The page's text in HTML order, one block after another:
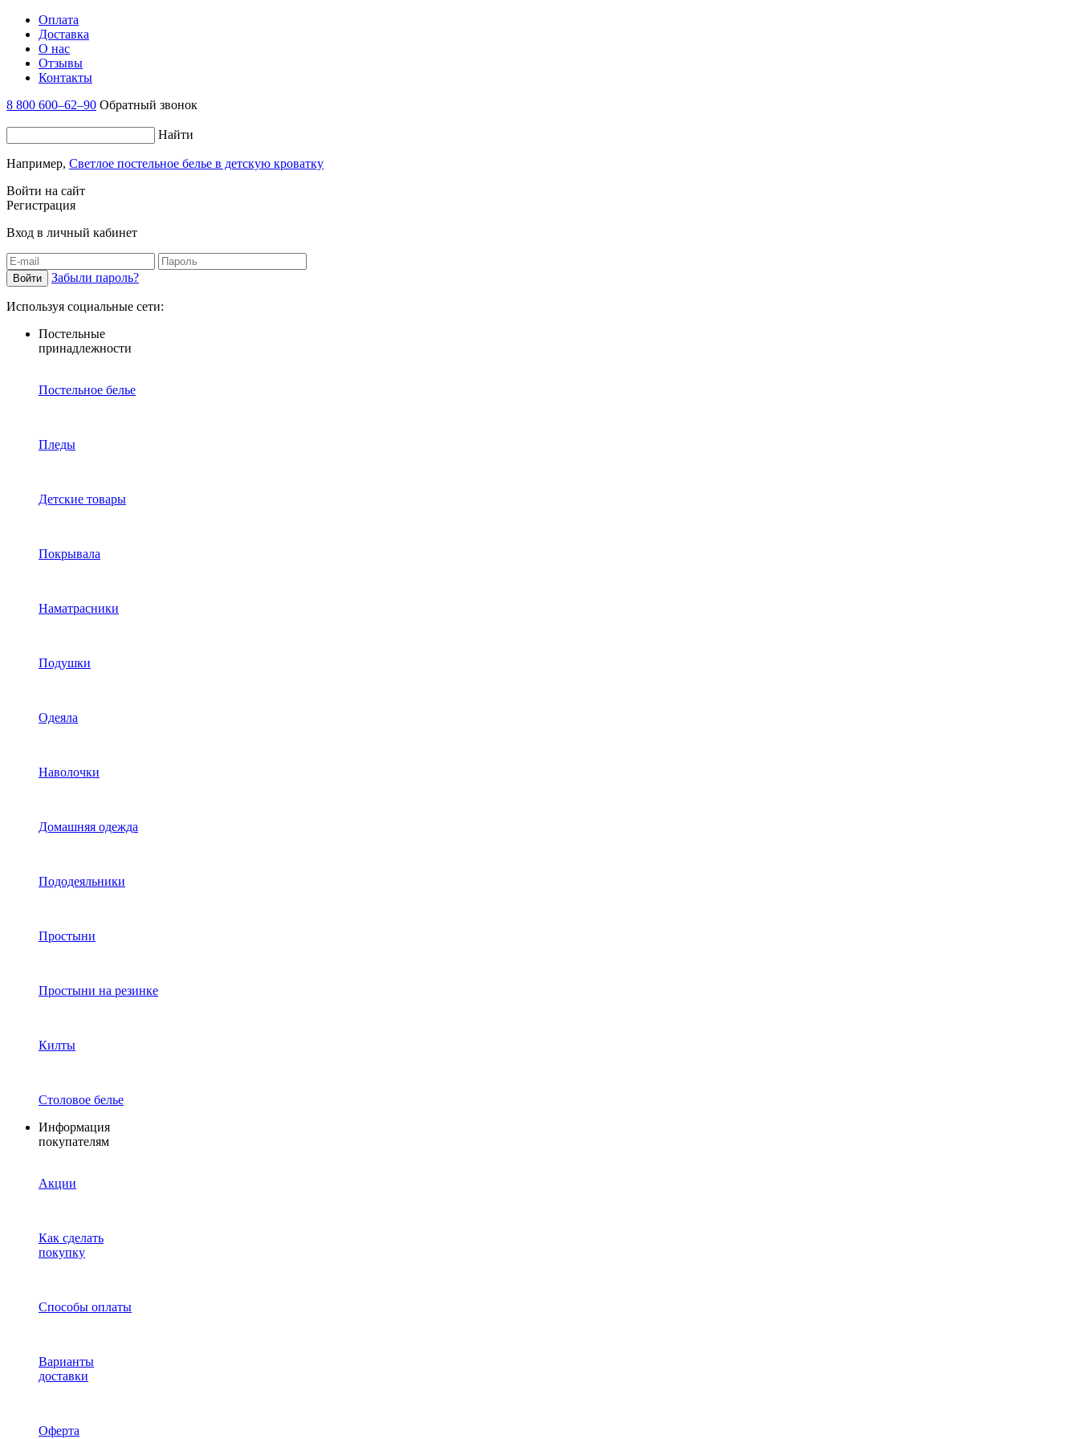
Оплата
Доставка
О нас
Отзывы
Контакты
8 800 600–62–90 Обратный звонок
Найти
Например, Светлое постельное белье в детскую кроватку
Войти на сайт
Регистрация
Вход в личный кабинет
Забыли пароль?
Используя социальные сети:
Постельные
принадлежности
Постельное белье
Пледы
Детские товары
Покрывала
Наматрасники
Подушки
Одеяла
Наволочки
Домашняя одежда
Пододеяльники
Простыни
Простыни на резинке
Килты
Столовое белье
Информация
покупателям
Акции
Как сделать
покупку
Способы оплаты
Варианты
доставки
Оферта